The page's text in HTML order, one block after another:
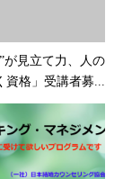
”が見立て力、人の
資格」受講者募...